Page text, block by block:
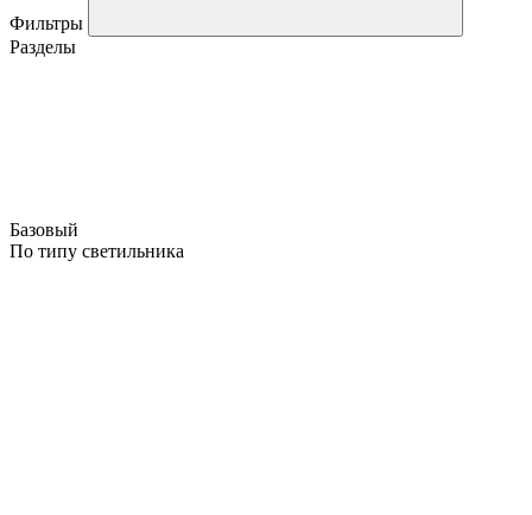
Фильтры
Разделы
Базовый
По типу светильника